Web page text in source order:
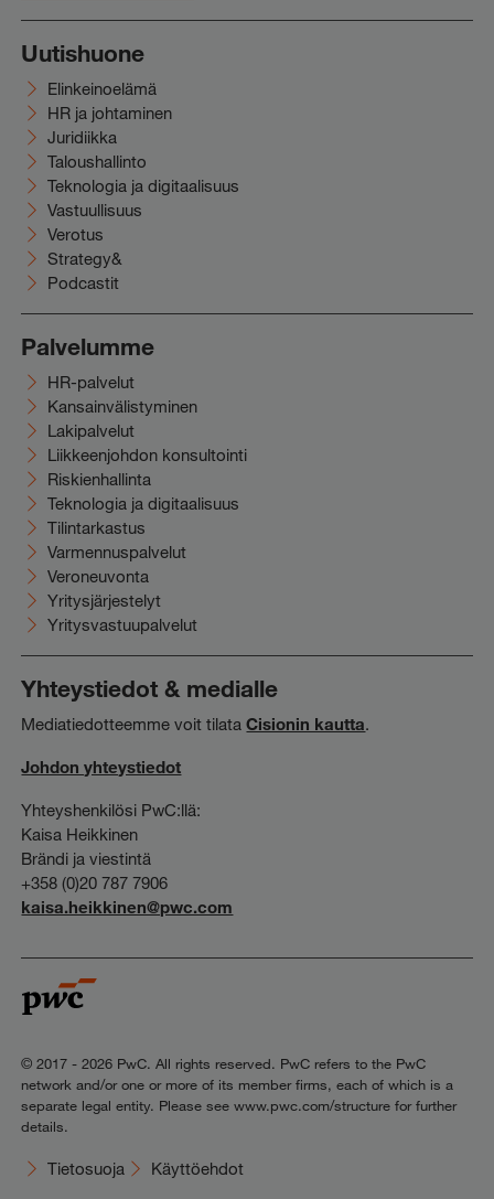
Uutishuone
Elinkeinoelämä
HR ja johtaminen
Juridiikka
Taloushallinto
Teknologia ja digitaalisuus
Vastuullisuus
Verotus
Strategy&
Podcastit
Palvelumme
HR-palvelut
Kansainvälistyminen
Lakipalvelut
Liikkeenjohdon konsultointi
Riskienhallinta
Teknologia ja digitaalisuus
Tilintarkastus
Varmennuspalvelut
Veroneuvonta
Yritysjärjestelyt
Yritysvastuupalvelut
Yhteystiedot & medialle
Mediatiedotteemme voit tilataCisionin kautta.
Johdon yhteystiedot
Yhteyshenkilösi PwC:llä:
Kaisa Heikkinen
Brändi ja viestintä
+358 (0)20 787 7906
kaisa.heikkinen@pwc.com
© 2017 - 2026 PwC. All rights reserved. PwC refers to the PwC
network and/or one or more of its member firms, each of which is a
separate legal entity. Please see www.pwc.com/structure for further
details.
Tietosuoja Käyttöehdot